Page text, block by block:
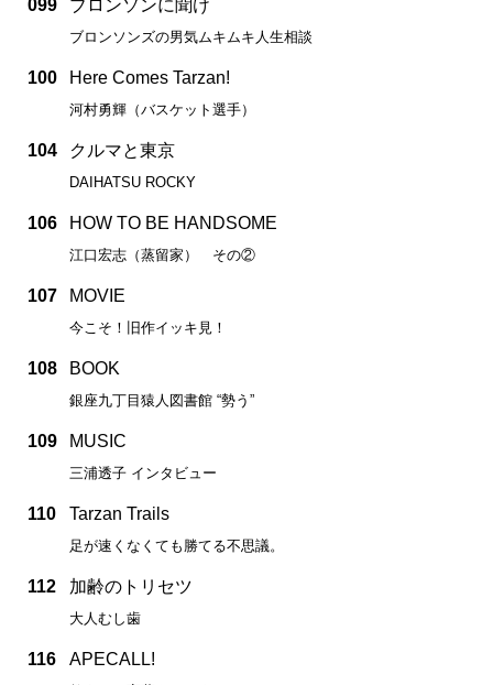
099 ブロンソンに聞け
ブロンソンズの男気ムキムキ人生相談
100 Here Comes Tarzan!
河村勇輝（バスケット選手）
104 クルマと東京
DAIHATSU ROCKY
106 HOW TO BE HANDSOME
江口宏志（蒸留家） その②
107 MOVIE
今こそ！旧作イッキ見！
108 BOOK
銀座九丁目猿人図書館 “勢う”
109 MUSIC
三浦透子 インタビュー
110 Tarzan Trails
足が速くなくても勝てる不思議。
112 加齢のトリセツ
大人むし歯
116 APECALL!